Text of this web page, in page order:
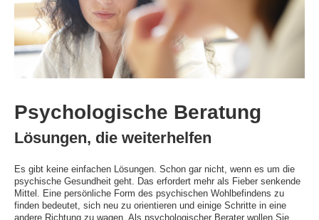
Psychologische Beratung
Lösungen, die weiterhelfen
Es gibt keine einfachen Lösungen. Schon gar nicht, wenn es um die
psychische Gesundheit geht. Das erfordert mehr als Fieber senkende
Mittel. Eine persönliche Form des psychischen Wohlbefindens zu
finden bedeutet, sich neu zu orientieren und einige Schritte in eine
andere Richtung zu wagen. Als psychologischer Berater wollen Sie